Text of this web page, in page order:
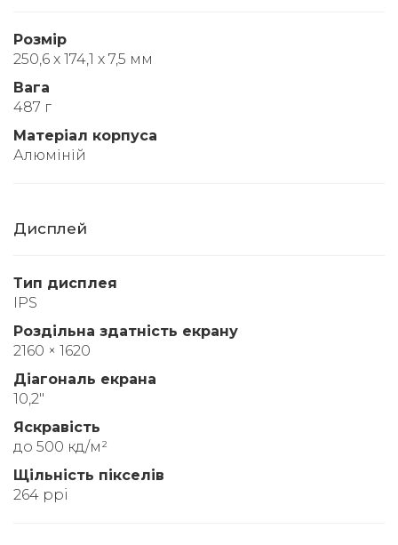
Розмір
250,6 x 174,1 x 7,5 мм
Вага
487 г
Матеріал корпуса
Алюміній
Дисплей
Тип дисплея
IPS
Роздільна здатність екрану
2160 × 1620
Діагональ екрана
10,2"
Яскравість
до 500 кд/м²
Щільність пікселів
264 ppi